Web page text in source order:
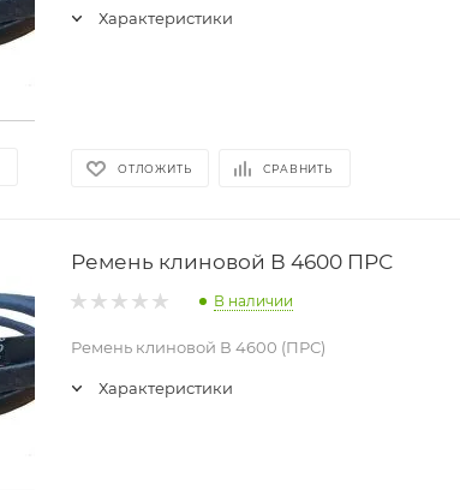
Характеристики
ОТЛОЖИТЬ СРАВНИТЬ
Ремень клиновой В 4600 ПРС
В наличии
Ремень клиновой В 4600 (ПРС)
Характеристики